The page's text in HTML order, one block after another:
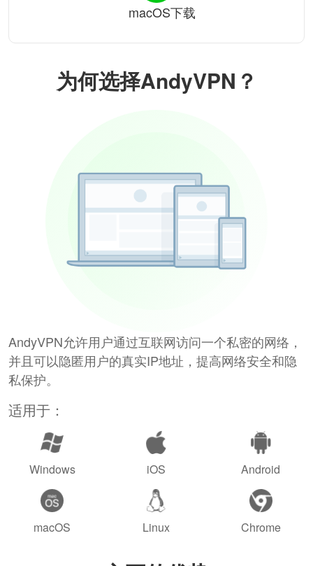
为何选择AndyVPN？
AndyVPN允许用户通过互联网访问一个私密的网络，
并且可以隐匿用户的真实IP地址，提高网络安全和隐
私保护。
适用于：
Windows iOS Android
macOS Linux Chrome
macOS下载